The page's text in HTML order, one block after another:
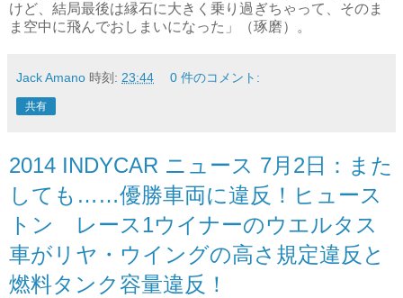
けど、結局最後は縁石に大きく乗り過ぎちゃって、そのま
ま空中に飛んでおしまいになった」（琢磨）。
Jack Amano 時刻: 23:44 0 件のコメント:
共有
2014 INDYCAR ニュース 7月2日：また
しても……優勝車両に違反！ヒュース
トン レース1ウイナーのウエルタス
車がリヤ・ウイングの高さ規定違反と
燃料タンク容量違反！